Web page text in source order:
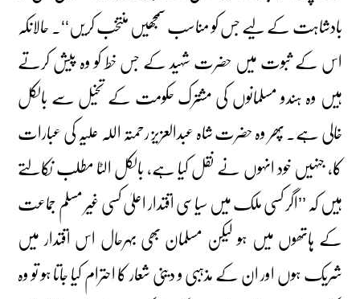
بادشاہت کے لیے جس کو مناسب سمجھیں منتخب کریں‘‘۔ حالانکہ
اس کے ثبوت میں حضرت شہید کے جس خط کو وہ پیش کرتے
ہیں وہ ہندو مسلمانوں کی مشترک حکومت کے تخیل سے بالکل
خالی ہے۔ پھر وہ حضرت شاہ عبدالعزیز رحمتہ اللہ علیہ کی عبارات
کا، جنہیں خود انہوں نے نقل کیا ہے، بالکل الٹا مطلب نکالتے
ہیں کہ ’’اگر کسی ملک میں سیاسی اقتدار اعلیٰ کسی غیر مسلم جماعت
کے ہاتھوں میں ہو لیکن مسلمان بھی بہرحال اس اقتدار میں
شریک ہوں اور ان کے مذہبی و دینی شعار کا احترام کیا جاتا ہو تو وہ